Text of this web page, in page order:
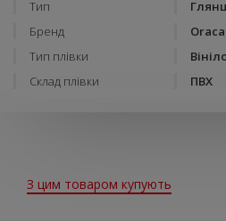
Тип
Бренд
Тип плівки
Склад плівки
ПВХ
З цим товаром купують